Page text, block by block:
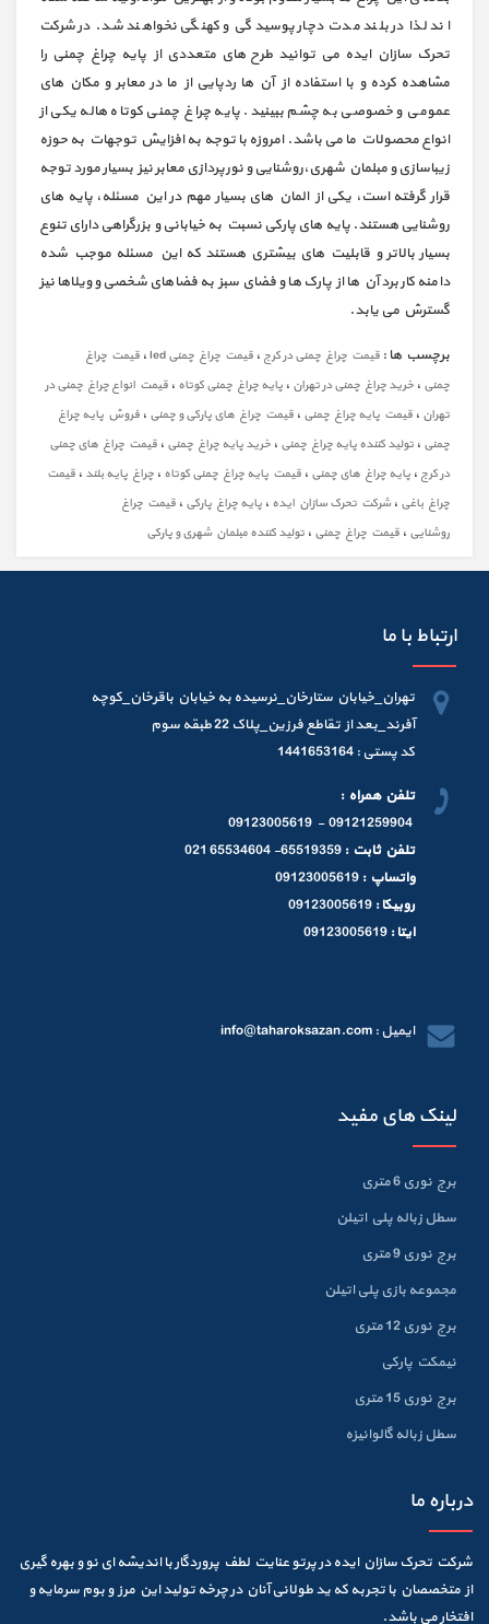
اند لذا در بلند مدت دچار پوسیدگی و کهنگی نخواهند شد. در شرکت
تحرک سازان ایده می توانید طرح های متعددی از پایه چراغ چمنی را
مشاهده کرده و با استفاده از آن ها ردپایی از ما در معابر و مکان های
عمومی و خصوصی به چشم ببینید. پایه چراغ چمنی کوتاه هاله یکی از
انواع محصولات ما می باشد. امروزه با توجه به افزایش توجهات به حوزه
زیباسازی و مبلمان شهری،روشنایی و نورپردازی معابر نیز بسیار مورد توجه
قرار گرفته است، یکی از المان های بسیار مهم در این مسئله، پایه های
روشنایی هستند. پایه های پارکی نسبت به خیابانی و بزرگراهی دارای تنوع
بسیار بالاتر و قابلیت های بیشتری هستند که این مسئله موجب شده
دامنه کاربرد آن ها از پارک ها و فضای سبز به فضاهای شخصی و ویلاها نیز
گسترش می یابد.
برچسب ها : قیمت چراغ چمنی در کرج ، قیمت چراغ چمنی led ، قیمت چراغ
چمنی ، خرید چراغ چمنی در تهران ، پایه چراغ چمنی کوتاه ، قیمت انواع چراغ چمنی در
تهران ، قیمت پایه چراغ چمنی ، قیمت چراغ های پارکی و چمنی ، فروش پایه چراغ
چمنی ، تولید کننده پایه چراغ چمنی ، خرید پایه چراغ چمنی ، قیمت چراغ های چمنی
در کرج ، پایه چراغ های چمنی ، قیمت پایه چراغ چمنی کوتاه ، چراغ پایه بلند ، قیمت
چراغ باغی ، شرکت تحرک سازان ایده ، پایه چراغ پارکی ، قیمت چراغ
روشنایی ، قیمت چراغ چمنی ، تولید کننده مبلمان شهری و پارکی
ارتباط با ما
تهران_خیابان ستارخان_نرسیده به خیابان باقرخان_کوچه
آفرند_بعد از تقاطع فرزین_پلاک 22 طبقه سوم
کد پستی : 1441653164
تلفن همراه :
09121259904 - 09123005619
تلفن ثابت : 65519359- 65534604 021
واتساپ : 09123005619
روبیکا : 09123005619
ایتا : 09123005619
ایمیل : info@taharoksazan.com
لینک های مفید
برج نوری 6 متری
سطل زباله پلي اتيلن
برج نوری 9 متری
مجموعه بازی پلی اتیلن
برج نوری 12 متری
نیمکت پارکی
برج نوری 15 متری
سطل زباله گالوانيزه
درباره ما
شرکت تحرک سازان ایده در پرتو عنایت لطف پروردگار با اندیشه ای نو و بهره گیری
از متخصصان با تجربه که ید طولانی آنان در چرخه تولید این مرز و بوم سرمایه و
افتخار می باشد.